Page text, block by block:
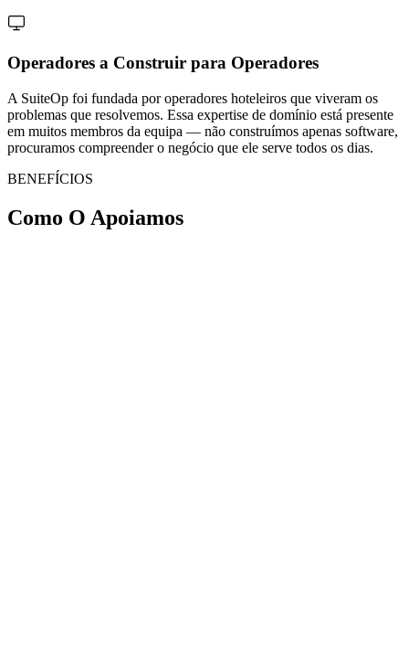
Operadores a Construir para Operadores
A SuiteOp foi fundada por operadores hoteleiros que viveram os
problemas que resolvemos. Essa expertise de domínio está presente
em muitos membros da equipa — não construímos apenas software,
procuramos compreender o negócio que ele serve todos os dias.
BENEFÍCIOS
Como O Apoiamos